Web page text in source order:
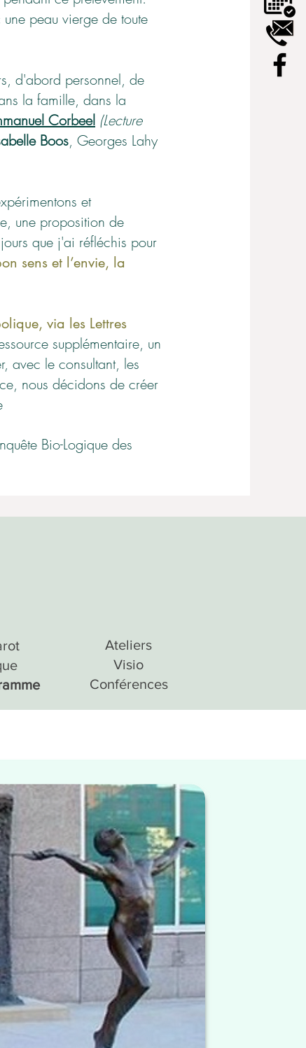
peau vierge de toute
d'abord personnel, de
la famille, dans la
Corbeel (Lecture
Boos, Georges Lahy
et
une proposition de
que j'ai réfléchis pour
sens et l’envie, la
via les Lettres
supplémentaire, un
avec le consultant, les
nous décidons de créer
Bio-Logique des
Ateliers
Visio
Conférences